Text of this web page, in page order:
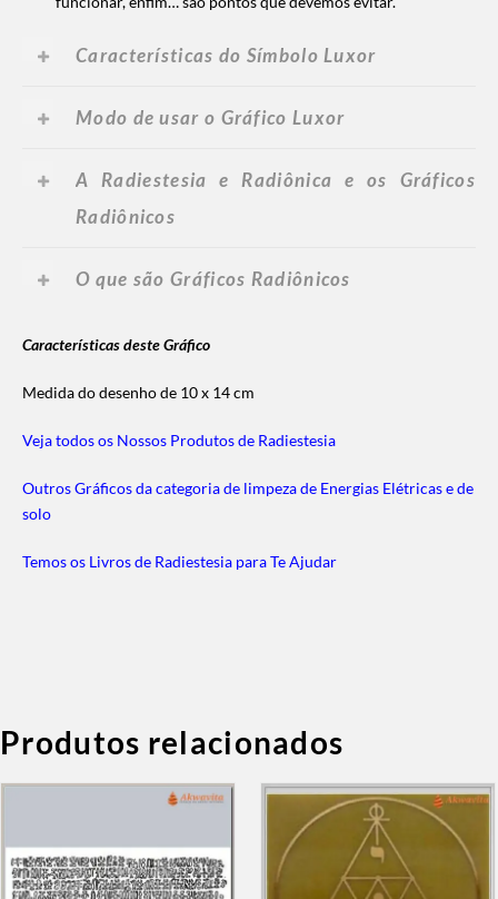
Características do Símbolo Luxor
Modo de usar o Gráfico Luxor
A Radiestesia e Radiônica e os Gráficos
Radiônicos
O que são Gráficos Radiônicos
Características deste Gráfico
Medida do desenho de 10 x 14 cm
Veja todos os Nossos Produtos de Radiestesia
Outros Gráficos da categoria de limpeza de Energias Elétricas e de
solo
Temos os Livros de Radiestesia para Te Ajudar
Produtos relacionados